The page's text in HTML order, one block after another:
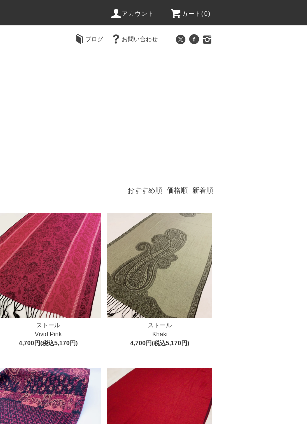
アカウント カート(0)
ブログ お問い合わせ
おすすめ順 価格順 新着順
ストール
Vivid Pink
4,700円(税込5,170円)
ストール
Khaki
4,700円(税込5,170円)